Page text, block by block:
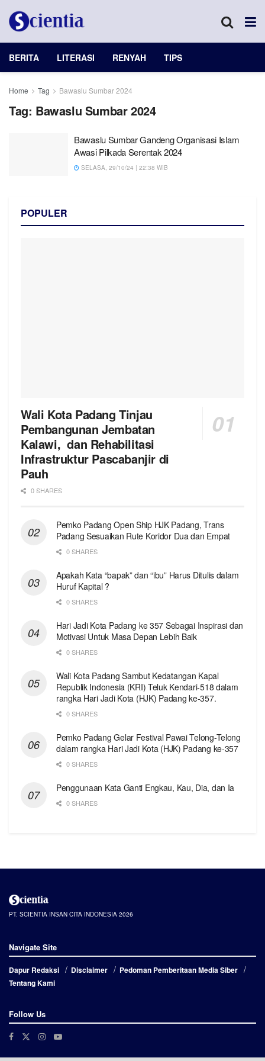
BERITA LITERASI RENYAH TIPS
Home Tag Bawaslu Sumbar 2024
Tag: Bawaslu Sumbar 2024
Bawaslu Sumbar Gandeng Organisasi Islam
Awasi Pilkada Serentak 2024
SELASA, 29/10/24 | 22:38 WIB
POPULER
Wali Kota Padang Tinjau
Pembangunan Jembatan
Kalawi, dan Rehabilitasi
Infrastruktur Pascabanjir di
Pauh
0 SHARES
Pemko Padang Open Ship HJK Padang, Trans
Padang Sesuaikan Rute Koridor Dua dan Empat
0 SHARES
Apakah Kata “bapak” dan “ibu” Harus Ditulis dalam
Huruf Kapital ?
0 SHARES
Hari Jadi Kota Padang ke 357 Sebagai Inspirasi dan
Motivasi Untuk Masa Depan Lebih Baik
0 SHARES
Wali Kota Padang Sambut Kedatangan Kapal
Republik Indonesia (KRI) Teluk Kendari-518 dalam
rangka Hari Jadi Kota (HJK) Padang ke-357.
0 SHARES
Pemko Padang Gelar Festival Pawai Telong-Telong
dalam rangka Hari Jadi Kota (HJK) Padang ke-357
0 SHARES
Penggunaan Kata Ganti Engkau, Kau, Dia, dan Ia
0 SHARES
PT. SCIENTIA INSAN CITA INDONESIA 2026
Navigate Site
Dapur Redaksi Disclaimer
Pedoman Pemberitaan Media Siber
Tentang Kami
Follow Us